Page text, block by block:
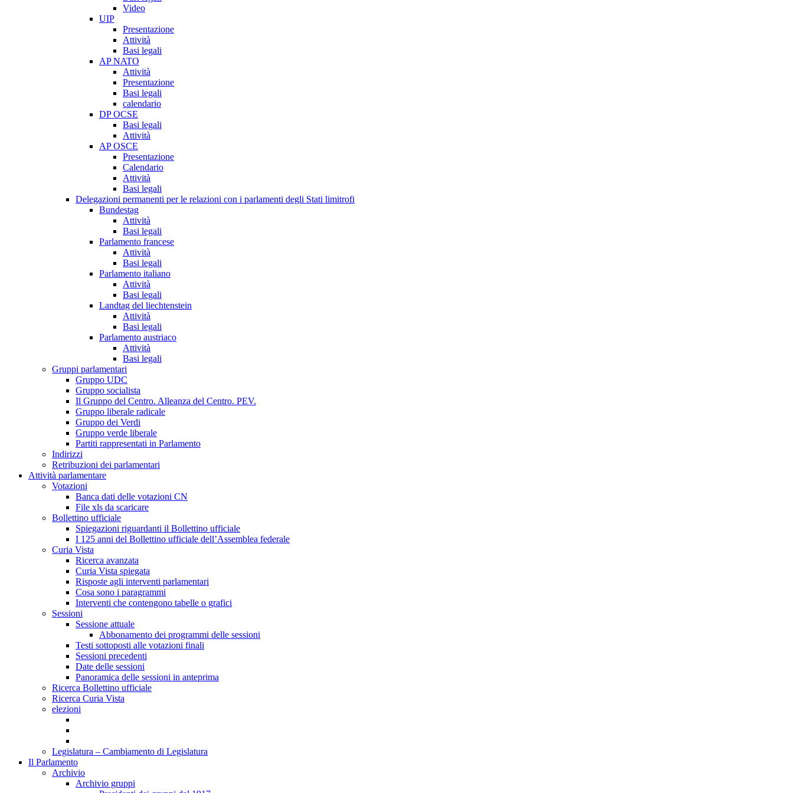
Video
UIP
Presentazione
Attività
Basi legali
AP NATO
Attività
Presentazione
Basi legali
calendario
DP OCSE
Basi legali
Attività
AP OSCE
Presentazione
Calendario
Attività
Basi legali
Delegazioni permanenti per le relazioni con i parlamenti degli Stati limitrofi
Bundestag
Attività
Basi legali
Parlamento francese
Attività
Basi legali
Parlamento italiano
Attività
Basi legali
Landtag del liechtenstein
Attività
Basi legali
Parlamento austriaco
Attività
Basi legali
Gruppi parlamentari
Gruppo UDC
Gruppo socialista
Il Gruppo del Centro. Alleanza del Centro. PEV.
Gruppo liberale radicale
Gruppo dei Verdi
Gruppo verde liberale
Partiti rappresentati in Parlamento
Indirizzi
Retribuzioni dei parlamentari
Attività parlamentare
Votazioni
Banca dati delle votazioni CN
File xls da scaricare
Bollettino ufficiale
Spiegazioni riguardanti il Bollettino ufficiale
I 125 anni del Bollettino ufficiale dell’Assemblea federale
Curia Vista
Ricerca avanzata
Curia Vista spiegata
Risposte agli interventi parlamentari
Cosa sono i paragrammi
Interventi che contengono tabelle o grafici
Sessioni
Sessione attuale
Abbonamento dei programmi delle sessioni
Testi sottoposti alle votazioni finali
Sessioni precedenti
Date delle sessioni
Panoramica delle sessioni in anteprima
Ricerca Bollettino ufficiale
Ricerca Curia Vista
elezioni
Legislatura – Cambiamento di Legislatura
Il Parlamento
Archivio
Archivio gruppi